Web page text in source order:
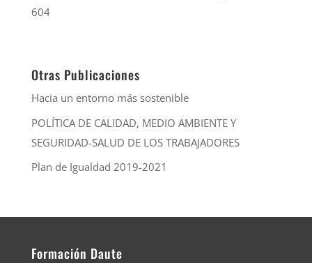
604
Otras Publicaciones
Hacia un entorno más sostenible
POLÍTICA DE CALIDAD, MEDIO AMBIENTE Y
SEGURIDAD-SALUD DE LOS TRABAJADORES
Plan de Igualdad 2019-2021
Formación Daute